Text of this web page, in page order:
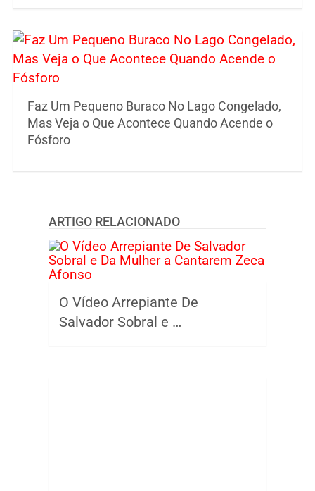
Faz Um Pequeno Buraco No Lago Congelado,
Mas Veja o Que Acontece Quando Acende o
Fósforo
ARTIGO RELACIONADO
O Vídeo Arrepiante De
Salvador Sobral e …